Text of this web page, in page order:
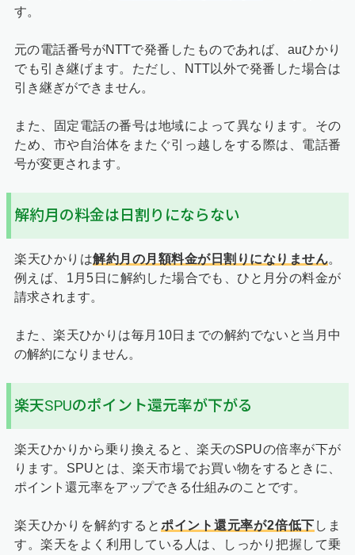
す。
元の電話番号がNTTで発番したものであれば、auひかり
でも引き継げます。ただし、NTT以外で発番した場合は
引き継ぎができません。
また、固定電話の番号は地域によって異なります。その
ため、市や自治体をまたぐ引っ越しをする際は、電話番
号が変更されます。
解約月の料金は日割りにならない
楽天ひかりは解約月の月額料金が日割りになりません。
例えば、1月5日に解約した場合でも、ひと月分の料金が
請求されます。
また、楽天ひかりは毎月10日までの解約でないと当月中
の解約になりません。
楽天SPUのポイント還元率が下がる
楽天ひかりから乗り換えると、楽天のSPUの倍率が下が
ります。SPUとは、楽天市場でお買い物をするときに、
ポイント還元率をアップできる仕組みのことです。
楽天ひかりを解約すると ポイント還元率が2倍低下 しま
す。楽天をよく利用している人は、しっかり把握して乗